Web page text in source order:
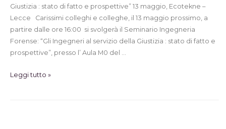
Giustizia : stato di fatto e prospettive” 13 maggio, Ecotekne –
Lecce Carissimi colleghi e colleghe, il 13 maggio prossimo, a
partire dalle ore 16:00 si svolgerà il Seminario Ingegneria
Forense: “Gli Ingegneri al servizio della Giustizia : stato di fatto e
prospettive”, presso l’ Aula M0 del …
Leggi tutto »